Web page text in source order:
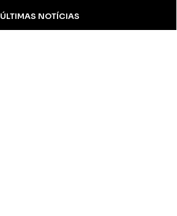
ÚLTIMAS NOTÍCIAS